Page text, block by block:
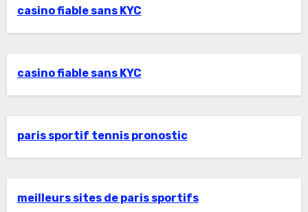
casino fiable sans KYC
casino fiable sans KYC
paris sportif tennis pronostic
meilleurs sites de paris sportifs